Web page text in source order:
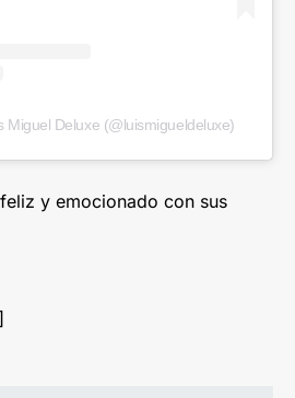
Miguel Deluxe (@luismigueldeluxe)
y emocionado con sus